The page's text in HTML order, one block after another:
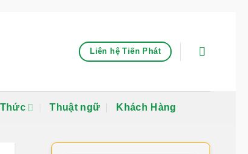
Liên hệ Tiến Phát
Thuật ngữ Khách Hàng